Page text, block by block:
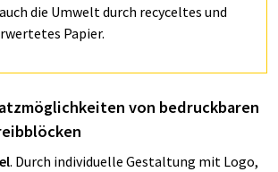
die Umwelt durch recyceltes und
Papier.
von bedruckbaren
. Durch individuelle Gestaltung mit Logo,